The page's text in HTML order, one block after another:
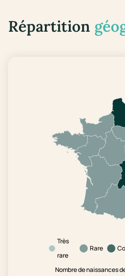
Répartition
Très
rare
Rare
Nombre de naissances